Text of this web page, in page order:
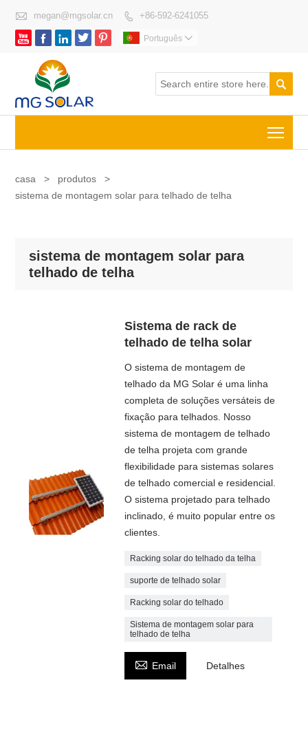
 megan@mgsolar.cn  +86-592-6241055
     Português 

casa > produtos
>
sistema de montagem solar para telhado de telha
sistema de montagem solar para
telhado de telha
Sistema de rack de
telhado de telha solar
O sistema de montagem de
telhado da MG Solar é uma linha
completa de soluções versáteis de
fixação para telhados. Nosso
sistema de montagem de telhado
de telha projeta com grande
flexibilidade para sistemas solares
de telhado comercial e residencial.
O sistema projetado para telhado
inclinado, é muito popular entre os
clientes.
Racking solar do telhado da telha
suporte de telhado solar
Racking solar do telhado
Sistema de montagem solar para
telhado de telha
 Email Detalhes